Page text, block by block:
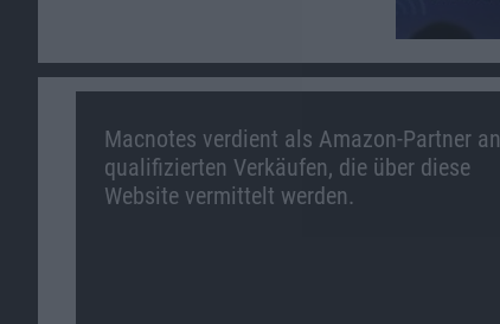
Macnotes verdient als Amazon-Partner an
qualifizierten Verkäufen, die über diese
Website vermittelt werden.